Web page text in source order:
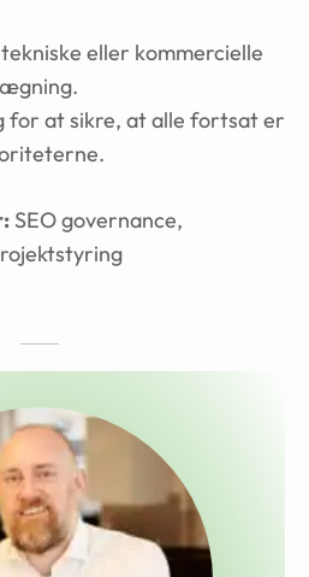
eller kommercielle
for at sikre, at alle fortsat er
SEO governance,